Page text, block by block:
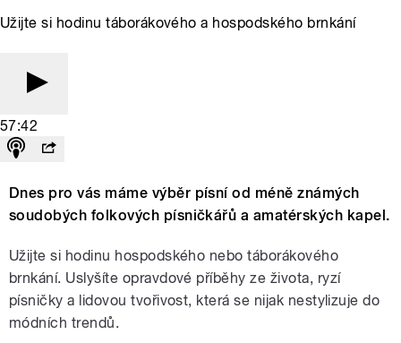
Užijte si hodinu táborákového a hospodského brnkání
57:42
Dnes pro vás máme výběr písní od méně známých
soudobých folkových písničkářů a amatérských kapel.
Užijte si hodinu hospodského nebo táborákového
brnkání. Uslyšíte opravdové příběhy ze života, ryzí
písničky a lidovou tvořivost, která se nijak nestylizuje do
módních trendů.